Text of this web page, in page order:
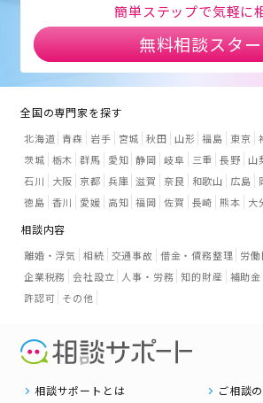
簡単ステップで気軽に
無料相談スタ
全国の専門家を探す
北海道 青森 岩手 宮城 秋田 山形 福島 東京
茨城 栃木 群馬 愛知 静岡 岐阜 三重 長野 山
石川
大阪 京都 兵庫 滋賀 奈良 和歌山 広島
徳島 香川 愛媛 高知 福岡 佐賀 長崎 熊本 大
相談内容
離婚・浮気 相続 交通事故 借金・債務整理 労
企業税務 会社設立 人事・労務 知的財産 補助
許認可 その他
相談サポートとは ご相談